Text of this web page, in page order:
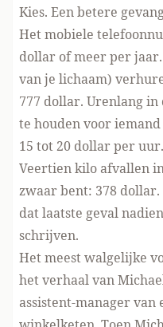
Kies. Een betere
Het mobiele
dollar of meer per
van je lichaam)
777 dollar. Urenlang
te houden voor
15 tot 20 dollar per uur.
Veertien kilo afvallen
zwaar bent: 378
dat laatste geval
schrijven.
Het meest walgelijke
het verhaal van
assistent-manager